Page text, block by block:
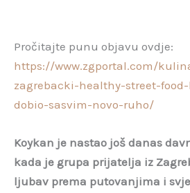
Pročitajte punu objavu ovdje:
https://www.zgportal.com/
zagrebacki-healthy-street-
dobio-sasvim-novo-ruho/
Koykan je nastao još danas
kada je grupa prijatelja iz
ljubav prema putovanjima i